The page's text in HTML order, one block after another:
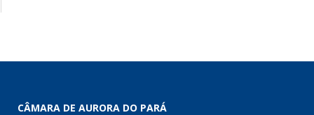
CÂMARA DE AURORA DO PARÁ